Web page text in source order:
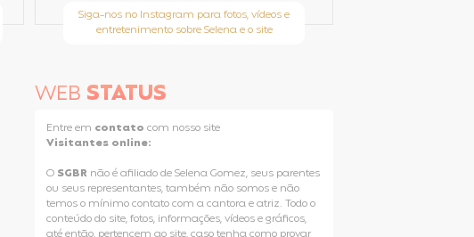
Siga-nos no Instagram para fotos, vídeos e
entretenimento sobre Selena e o site
WEB STATUS
Entre em contatocom nosso site
Visitantes online:
O SGBR não é afiliado de Selena Gomez, seus parentes
ou seus representantes, também não somos e não
temos o mínimo contato com a cantora e atriz. Todo o
conteúdo do site, fotos, informações, vídeos e gráficos,